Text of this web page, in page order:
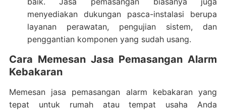
menyediakan dukungan pasca-instalasi berupa
layanan perawatan, pengujian sistem, dan
penggantian komponen yang sudah usang.
Cara Memesan Jasa Pemasangan Alarm
Kebakaran
Memesan jasa pemasangan alarm kebakaran yang
tepat untuk rumah atau tempat usaha Anda